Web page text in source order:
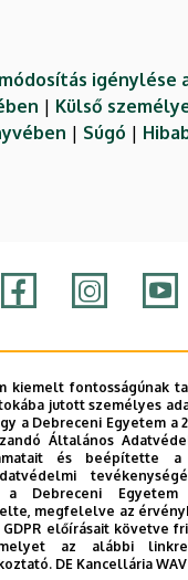
igénylése
| Külső
| Súgó |
Szerzői jog © 2026 Unideb
kiemelt fontosságúnak
jutott személyes
a Debreceni Egyetem a
Általános
és beépítette a
a Debreceni
megfelelve az
GDPR előírásait követve
az alábbi
DE Kancellária